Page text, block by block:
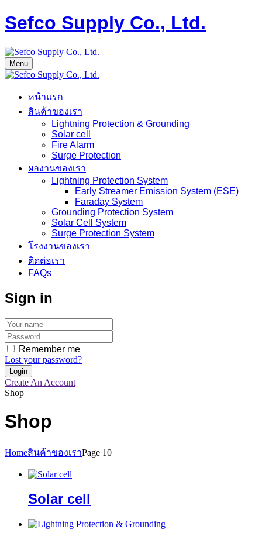
Sefco Supply Co., Ltd.
Menu
หน้าแรก
สินค้าของเรา
Lightning Protection & Grounding
Solar cell
Fire Alarm
Surge Protection
ผลงานของเรา
Lightning Protection System
Early Streamer Emission System (ESE)
Faraday System
Grounding Protection System
Solar Cell System
Surge Protection System
โรงงานของเรา
ติดต่อเรา
FAQs
Sign in
Remember me
Lost your password?
Create An Account
Shop
Shop
Homeสินค้าของเราPage 10
Solar cell